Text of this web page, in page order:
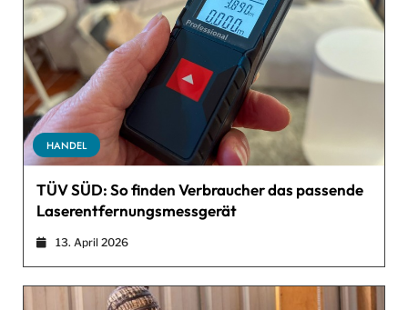
HANDEL
TÜV SÜD: So finden Verbraucher das passende
Laserentfernungsmessgerät
13. April 2026